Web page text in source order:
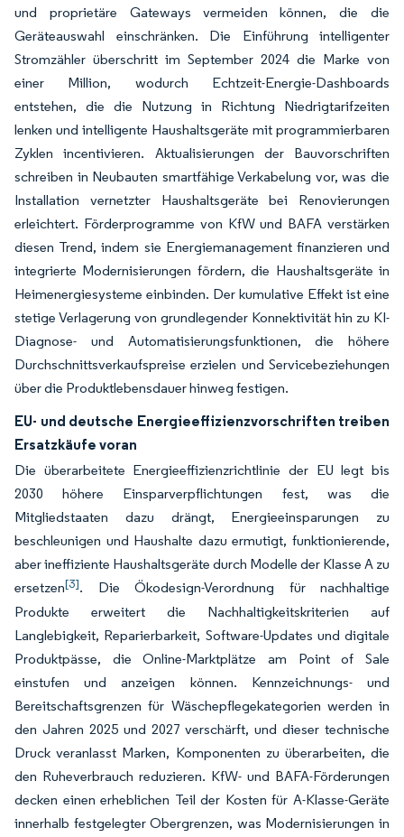
und proprietäre Gateways vermeiden können, die die
Geräteauswahl einschränken. Die Einführung intelligenter
Stromzähler überschritt im September 2024 die Marke von
einer Million, wodurch Echtzeit-Energie-Dashboards
entstehen, die die Nutzung in Richtung Niedrigtarifzeiten
lenken und intelligente Haushaltsgeräte mit programmierbaren
Zyklen incentivieren. Aktualisierungen der Bauvorschriften
schreiben in Neubauten smartfähige Verkabelung vor, was die
Installation vernetzter Haushaltsgeräte bei Renovierungen
erleichtert. Förderprogramme von KfW und BAFA verstärken
diesen Trend, indem sie Energiemanagement finanzieren und
integrierte Modernisierungen fördern, die Haushaltsgeräte in
Heimenergiesysteme einbinden. Der kumulative Effekt ist eine
stetige Verlagerung von grundlegender Konnektivität hin zu KI-
Diagnose- und Automatisierungsfunktionen, die höhere
Durchschnittsverkaufspreise erzielen und Servicebeziehungen
über die Produktlebensdauer hinweg festigen.
EU- und deutsche Energieeffizienzvorschriften treiben
Ersatzkäufe voran
Die überarbeitete Energieeffizienzrichtlinie der EU legt bis
2030 höhere Einsparverpflichtungen fest, was die
Mitgliedstaaten dazu drängt, Energieeinsparungen zu
beschleunigen und Haushalte dazu ermutigt, funktionierende,
aber ineffiziente Haushaltsgeräte durch Modelle der Klasse A zu
ersetzen[3]. Die Ökodesign-Verordnung für nachhaltige
Produkte erweitert die Nachhaltigkeitskriterien auf
Langlebigkeit, Reparierbarkeit, Software-Updates und digitale
Produktpässe, die Online-Marktplätze am Point of Sale
einstufen und anzeigen können. Kennzeichnungs- und
Bereitschaftsgrenzen für Wäschepflegekategorien werden in
den Jahren 2025 und 2027 verschärft, und dieser technische
Druck veranlasst Marken, Komponenten zu überarbeiten, die
den Ruheverbrauch reduzieren. KfW- und BAFA-Förderungen
decken einen erheblichen Teil der Kosten für A-Klasse-Geräte
innerhalb festgelegter Obergrenzen, was Modernisierungen in